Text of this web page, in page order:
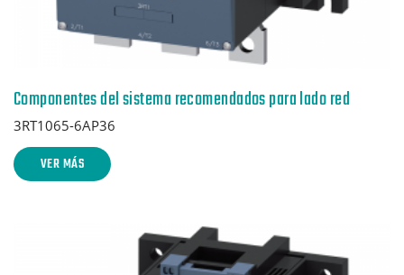
Componentes del sistema recomendados para lado red
3RT1065-6AP36
VER MÁS